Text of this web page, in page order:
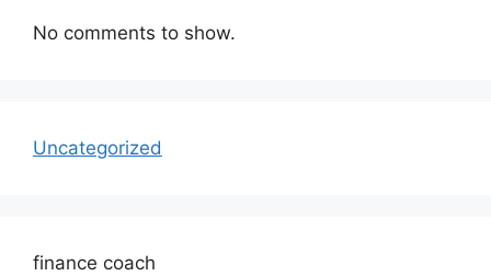
No comments to show.
Uncategorized
finance coach